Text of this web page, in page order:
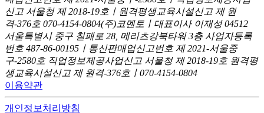
신고 서울청 제 2018-19호ㅣ원격평생교육시설신고 제 원
격-376호 070-4154-0804(주)코멘토ㅣ대표이사 이재성 04512
서울특별시 중구 칠패로 28, 메리츠강북타워 3층 사업자등록
번호 487-86-00195ㅣ통신판매업신고번호 제 2021-서울중
구-2580호 직업정보제공사업신고 서울청 제 2018-19호 원격평
생교육시설신고 제 원격-376호ㅣ070-4154-0804
이용약관
개인정보처리방침